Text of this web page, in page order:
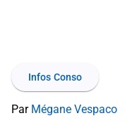
Infos Conso
Par Mégane Vespaco